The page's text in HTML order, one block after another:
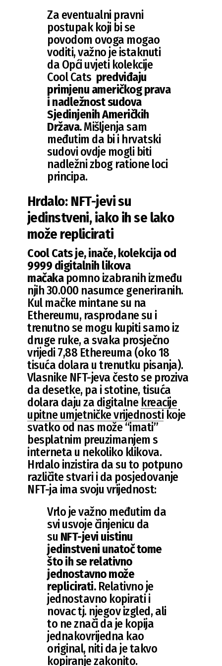
Za eventualni pravni
postupak koji bi se
povodom ovoga mogao
voditi, važno je istaknuti
da Opći uvjeti kolekcije
Cool Cats predviđaju
primjenu američkog prava
i nadležnost sudova
Sjedinjenih Američkih
Država.Mišljenja sam
međutim da bi i hrvatski
sudovi ovdje mogli biti
nadležni zbog ratione loci
principa.
Hrdalo: NFT-jevi su
jedinstveni, iako ih se lako
može replicirati
Cool Catsje, inače, kolekcija od
9999 digitalnih likova
mačakapomno izabranih između
njih 30.000 nasumce generiranih.
Kul mačke mintane su na
Ethereumu, rasprodane su i
trenutno se mogu kupiti samo iz
druge ruke, a svaka prosječno
vrijedi 7,88 Ethereuma (oko 18
tisuća dolara u trenutku pisanja).
Vlasnike NFT-jeva često se proziva
da desetke, pa i stotine, tisuća
dolara daju za digitalne kreacije
upitne umjetničke vrijednostikoje
svatko od nas može “imati”
besplatnim preuzimanjem s
interneta u nekoliko klikova.
Hrdalo inzistira da su to potpuno
različite stvari i da posjedovanje
NFT-ja ima svoju vrijednost:
Vrlo je važno međutim da
svi usvoje činjenicu da
su NFT-jevi uistinu
jedinstveni unatoč tome
što ih se relativno
jednostavno može
replicirati.Relativno je
jednostavno kopirati i
novac tj. njegov izgled, ali
to ne znači da je kopija
jednakovrijedna kao
original, niti da je takvo
kopiranje zakonito.